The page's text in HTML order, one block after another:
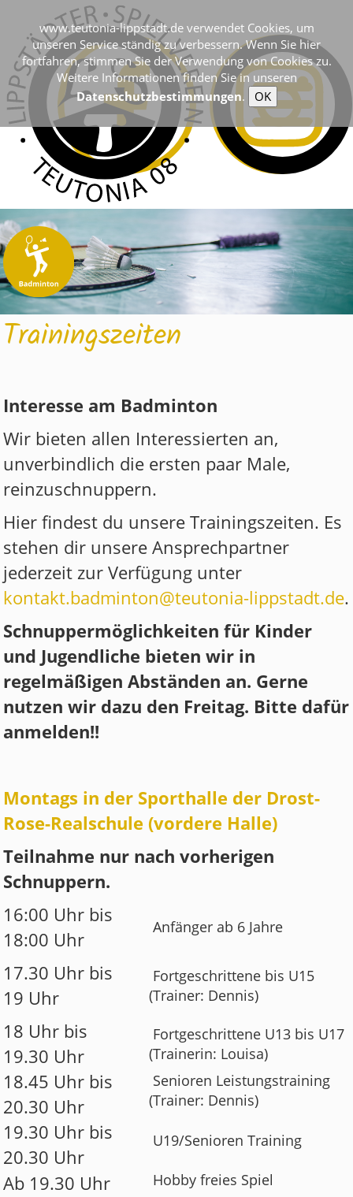
Trainingszeiten
Interesse am Badminton
Wir bieten allen Interessierten an,
unverbindlich die ersten paar Male,
reinzuschnuppern.
Hier findest du unsere Trainingszeiten. Es
stehen dir unsere Ansprechpartner
jederzeit zur Verfügung unter
kontakt.badminton@teutonia-lippstadt.de.
Schnuppermöglichkeiten für Kinder
und Jugendliche bieten wir in
regelmäßigen Abständen an. Gerne
nutzen wir dazu den Freitag. Bitte dafür
anmelden!!
Montags in der Sporthalle der Drost-
Rose-Realschule (vordere Halle)
Teilnahme nur nach vorherigen
Schnuppern.
16:00 Uhr bis
18:00 Uhr
Anfänger ab 6 Jahre
17.30 Uhr bis
19 Uhr
Fortgeschrittene bis U15
(Trainer: Dennis)
18 Uhr bis
19.30 Uhr
Fortgeschrittene U13 bis U17
(Trainerin: Louisa)
18.45 Uhr bis
20.30 Uhr
Senioren Leistungstraining
(Trainer: Dennis)
19.30 Uhr bis
20.30 Uhr
U19/Senioren Training
Ab 19.30 Uhr Hobby freies Spiel
www.teutonia-lippstadt.de verwendet Cookies, um
unseren Service ständig zu verbessern. Wenn Sie hier
fortfahren, stimmen Sie der Verwendung von Cookies zu.
Weitere Informationen finden Sie in unseren
Datenschutzbestimmungen. OK